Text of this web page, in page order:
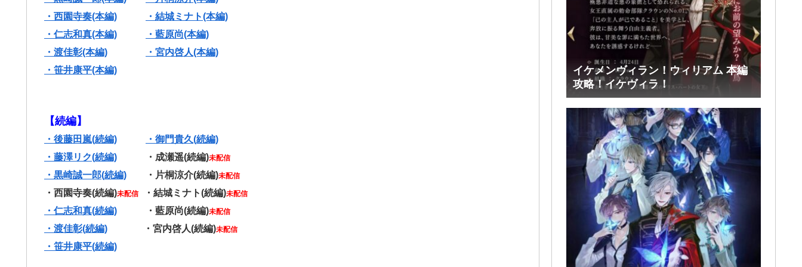
・西園寺奏(本編)
・結城ミナト(本編)
・仁志和真(本編)
・藍原尚(本編)
・渡佳彰(本編)
・宮内啓人(本編)
・笹井康平(本編)
【続編】
・後藤田嵐(続編)
・御門貴久(続編)
・藤澤リク(続編)
・成瀬遥(続編)未配信
・黒崎誠一郎(続編) ・片桐涼介(続編)未配信
・西園寺奏(続編)未配信 ・結城ミナト(続編)未配信
・仁志和真(続編) ・藍原尚(続編)未配信
・渡佳彰(続編) ・宮内啓人(続編)未配信
・笹井康平(続編)
イケメンヴィラン！ウィリアム 本編
攻略！イケヴィラ！